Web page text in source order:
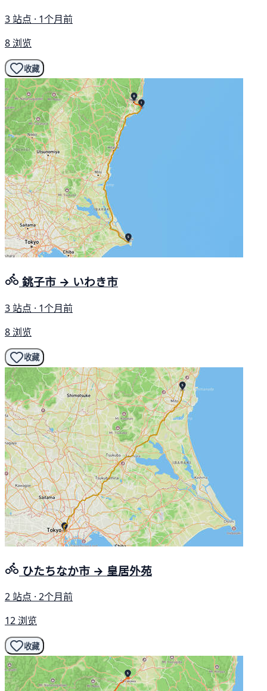
3 站点 · 1个月前
8 浏览
收藏
銚子市 → いわき市
3 站点 · 1个月前
8 浏览
收藏
ひたちなか市 → 皇居外苑
2 站点 · 2个月前
12 浏览
收藏